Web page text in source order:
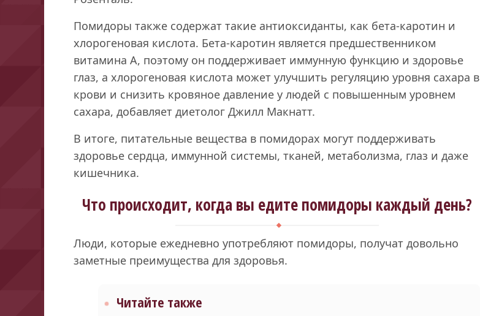
Помидоры также содержат такие антиоксиданты, как бета-каротин и
хлорогеновая кислота. Бета-каротин является предшественником
витамина А, поэтому он поддерживает иммунную функцию и здоровье
глаз, а хлорогеновая кислота может улучшить регуляцию уровня сахара в
крови и снизить кровяное давление у людей с повышенным уровнем
сахара, добавляет диетолог Джилл Макнатт.
В итоге, питательные вещества в помидорах могут поддерживать
здоровье сердца, иммунной системы, тканей, метаболизма, глаз и даже
кишечника.
Что происходит, когда вы едите помидоры каждый день?
Люди, которые ежедневно употребляют помидоры, получат довольно
заметные преимущества для здоровья.
Читайте также